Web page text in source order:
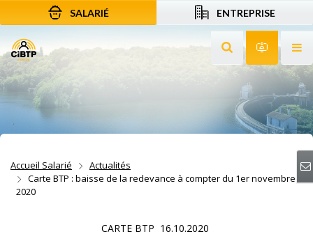
Aller au contenu
Aller à la recherche
Aller à la navigation
SALARIÉ ENTREPRISE
Rechercher sur
Accueil Salarié
Actualités
Carte BTP : baisse de la redevance à compter du 1er novembre
2020
CARTE BTP 16.10.2020